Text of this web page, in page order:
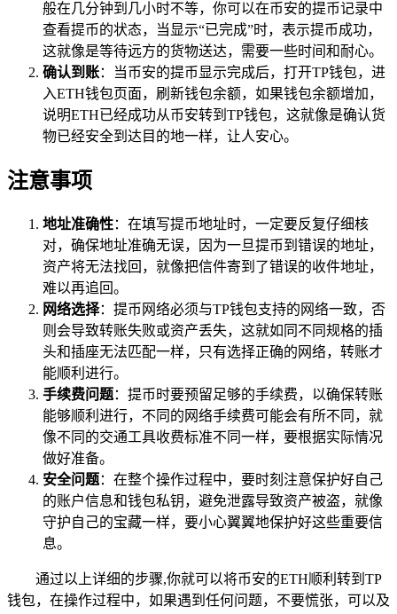
般在几分钟到几小时不等，你可以在币安的提币记录中
查看提币的状态，当显示“已完成”时，表示提币成功，
这就像是等待远方的货物送达，需要一些时间和耐心。
确认到账：当币安的提币显示完成后，打开TP钱包，进
入ETH钱包页面，刷新钱包余额，如果钱包余额增加，
说明ETH已经成功从币安转到TP钱包，这就像是确认货
物已经安全到达目的地一样，让人安心。
注意事项
地址准确性：在填写提币地址时，一定要反复仔细核
对，确保地址准确无误，因为一旦提币到错误的地址，
资产将无法找回，就像把信件寄到了错误的收件地址，
难以再追回。
网络选择：提币网络必须与TP钱包支持的网络一致，否
则会导致转账失败或资产丢失，这就如同不同规格的插
头和插座无法匹配一样，只有选择正确的网络，转账才
能顺利进行。
手续费问题：提币时要预留足够的手续费，以确保转账
能够顺利进行，不同的网络手续费可能会有所不同，就
像不同的交通工具收费标准不同一样，要根据实际情况
做好准备。
安全问题：在整个操作过程中，要时刻注意保护好自己
的账户信息和钱包私钥，避免泄露导致资产被盗，就像
守护自己的宝藏一样，要小心翼翼地保护好这些重要信
息。
通过以上详细的步骤,你就可以将币安的ETH顺利转到TP
钱包，在操作过程中，如果遇到任何问题，不要慌张，可以及